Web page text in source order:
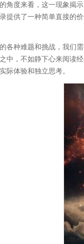
角度来看，这一现象揭
提供了一种简单直接的
各种难题和挑战，我们
中，不如静下心来阅读
际体验和独立思考。